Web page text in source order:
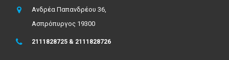
Ανδρέα Παπανδρέου 36,
Ασπρόπυργος 19300
2111828725 & 2111828726